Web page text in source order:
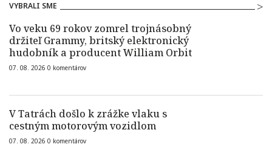
VYBRALI SME
Vo veku 69 rokov zomrel trojnásobný
držiteľ Grammy, britský elektronický
hudobník a producent William Orbit
07. 08. 2026 0 komentárov
V Tatrách došlo k zrážke vlaku s
cestným motorovým vozidlom
07. 08. 2026 0 komentárov